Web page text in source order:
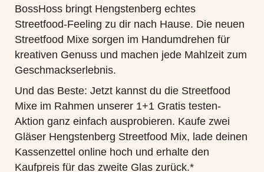
BossHoss bringt Hengstenberg echtes
Streetfood-Feeling zu dir nach Hause. Die neuen
Streetfood Mixe sorgen im Handumdrehen für
kreativen Genuss und machen jede Mahlzeit zum
Geschmackserlebnis.
Und das Beste: Jetzt kannst du die Streetfood
Mixe im Rahmen unserer 1+1 Gratis testen-
Aktion ganz einfach ausprobieren. Kaufe zwei
Gläser Hengstenberg Streetfood Mix, lade deinen
Kassenzettel online hoch und erhalte den
Kaufpreis für das zweite Glas zurück.*